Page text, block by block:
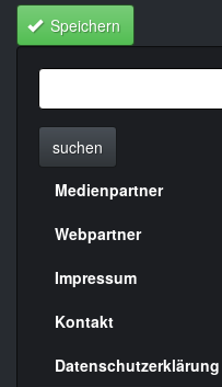
Speichern
suchen
Menülinks
rechte
Seite
Medienpartner
Webpartner
Impressum
Kontakt
Datenschutzerklärung